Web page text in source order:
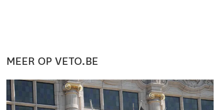
MEER OP VETO.BE